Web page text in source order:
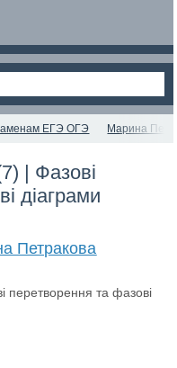
ЕГЭ ОГЭ Марина
| Фазові
діаграми
Петракова